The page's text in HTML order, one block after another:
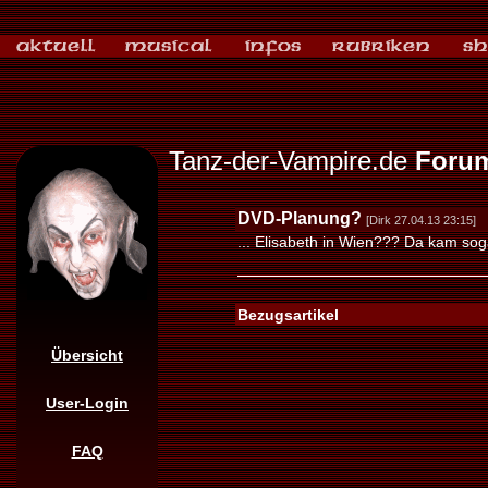
Übersicht
User-Login
FAQ
Tanz-der-Vampire.de
DVD-Planung? [Dirk 27.04.13 23:15]
... Elisabeth in Wien??? Da kam
Bezugsartikel